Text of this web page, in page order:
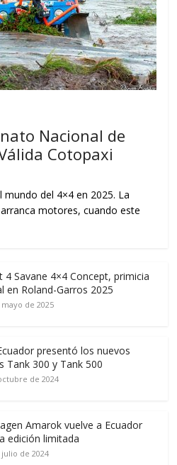
Nacional de
Cotopaxi
del 4×4 en 2025. La
motores, cuando este
4 Savane 4×4 Concept, primicia
en Roland-Garros 2025
de 2025
presentó los nuevos
Tank 300 y Tank 500
de 2024
Amarok vuelve a Ecuador
edición limitada
julio de 2024